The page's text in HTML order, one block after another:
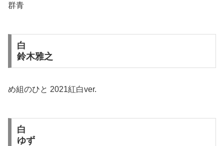
群青
白
鈴木雅之
め組のひと 2021紅白ver.
白
ゆず